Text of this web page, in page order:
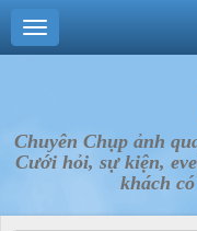
Chuyên Chụp ảnh
Cưới hỏi, sự kiện,
khách